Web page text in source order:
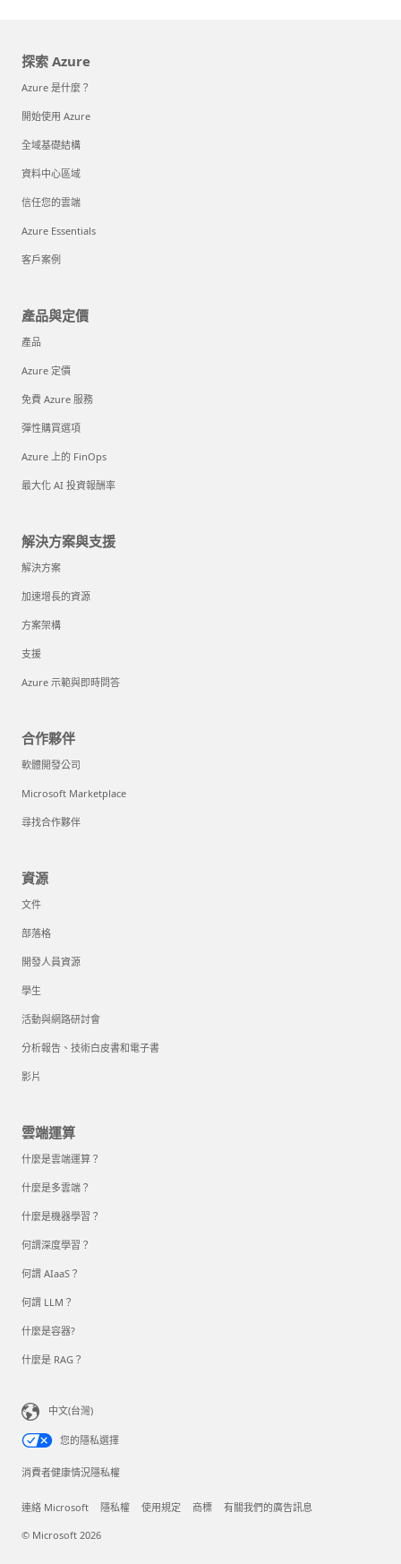
探索 Azure
Azure 是什麼？
開始使用 Azure
全域基礎結構
資料中心區域
信任您的雲端
Azure Essentials
客戶案例
產品與定價
產品
Azure 定價
免費 Azure 服務
彈性購買選項
Azure 上的 FinOps
最大化 AI 投資報酬率
解決方案與支援
解決方案
加速增長的資源
方案架構
支援
Azure 示範與即時問答
合作夥伴
軟體開發公司
Microsoft Marketplace
尋找合作夥伴
資源
文件
部落格
開發人員資源
學生
活動與網路研討會
分析報告、技術白皮書和電子書
影片
雲端運算
什麼是雲端運算？
什麼是多雲端？
什麼是機器學習？
何謂深度學習？
何謂 AIaaS？
何謂 LLM？
什麼是容器?
什麼是 RAG？
中文(台灣)
您的隱私選擇
消費者健康情況隱私權
連絡 Microsoft 隱私權 使用規定 商標 有關我們的廣告訊息
© Microsoft 2026